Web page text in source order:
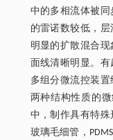
中的多相流体被
的雷诺数较低，
明显的扩散混合
面线清晰明显。
多组分微流控装
两种结构性质的
中，制作具有特
玻璃毛细管，